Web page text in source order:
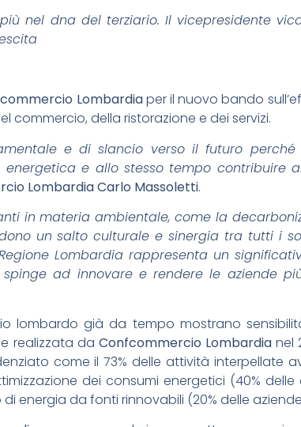
nel dna del terziario. Il vicepresidente
Lombardiaper il nuovo bando
commercio, della ristorazione e dei servizi.
e di slancio verso il futuro
energetica e allo stesso tempo contribuire
Lombardia Carlo Massoletti.
in materia ambientale, come la
un salto culturale e sinergia tra tutti i
Lombardia rappresenta un
ad innovare e rendere le aziende
lombardo già da tempo mostrano
realizzata da Confcommercio Lombardia nel
come il 73% delle attività interpellate
dei consumi energetici (40%
energia da fonti rinnovabili (20% delle